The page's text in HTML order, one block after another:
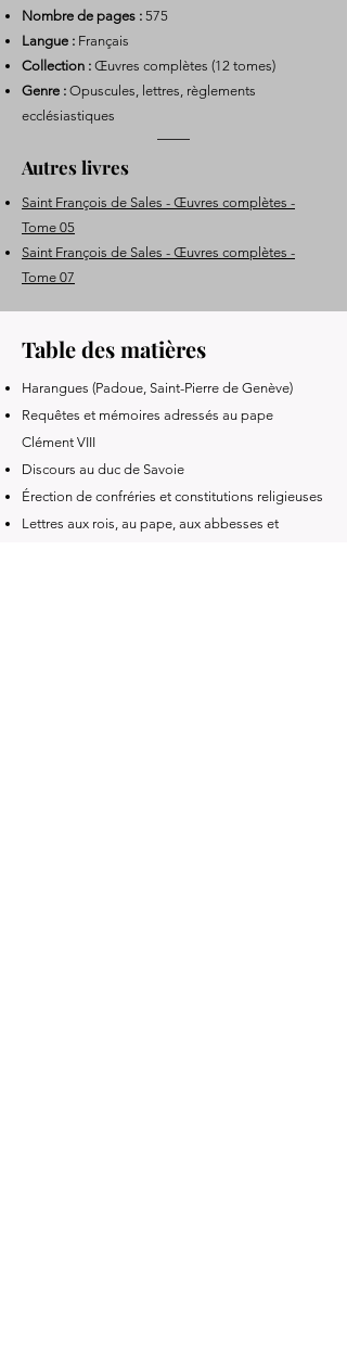
Nombre de pages : 575
Langue : Français
Collection : Œuvres complètes (12 tomes)
Genre : Opuscules, lettres, règlements
ecclésiastiques
Autres livres
Saint François de Sales - Œuvres complètes -
Tome 05
Saint François de Sales - Œuvres complètes -
Tome 07
Table des matières
Harangues (Padoue, Saint-Pierre de Genève)
Requêtes et mémoires adressés au pape
Clément VIII
Discours au duc de Savoie
Érection de confréries et constitutions religieuses
Lettres aux rois, au pape, aux abbesses et